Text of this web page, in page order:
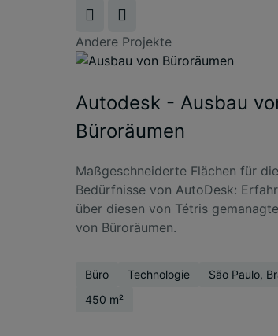
Andere Projekte
Autodesk - Ausbau
Büroräumen
Maßgeschneiderte Flächen für
Bedürfnisse von AutoDesk:
über diesen von Tétris
von Büroräumen.
Büro Technologie
São
450 m²